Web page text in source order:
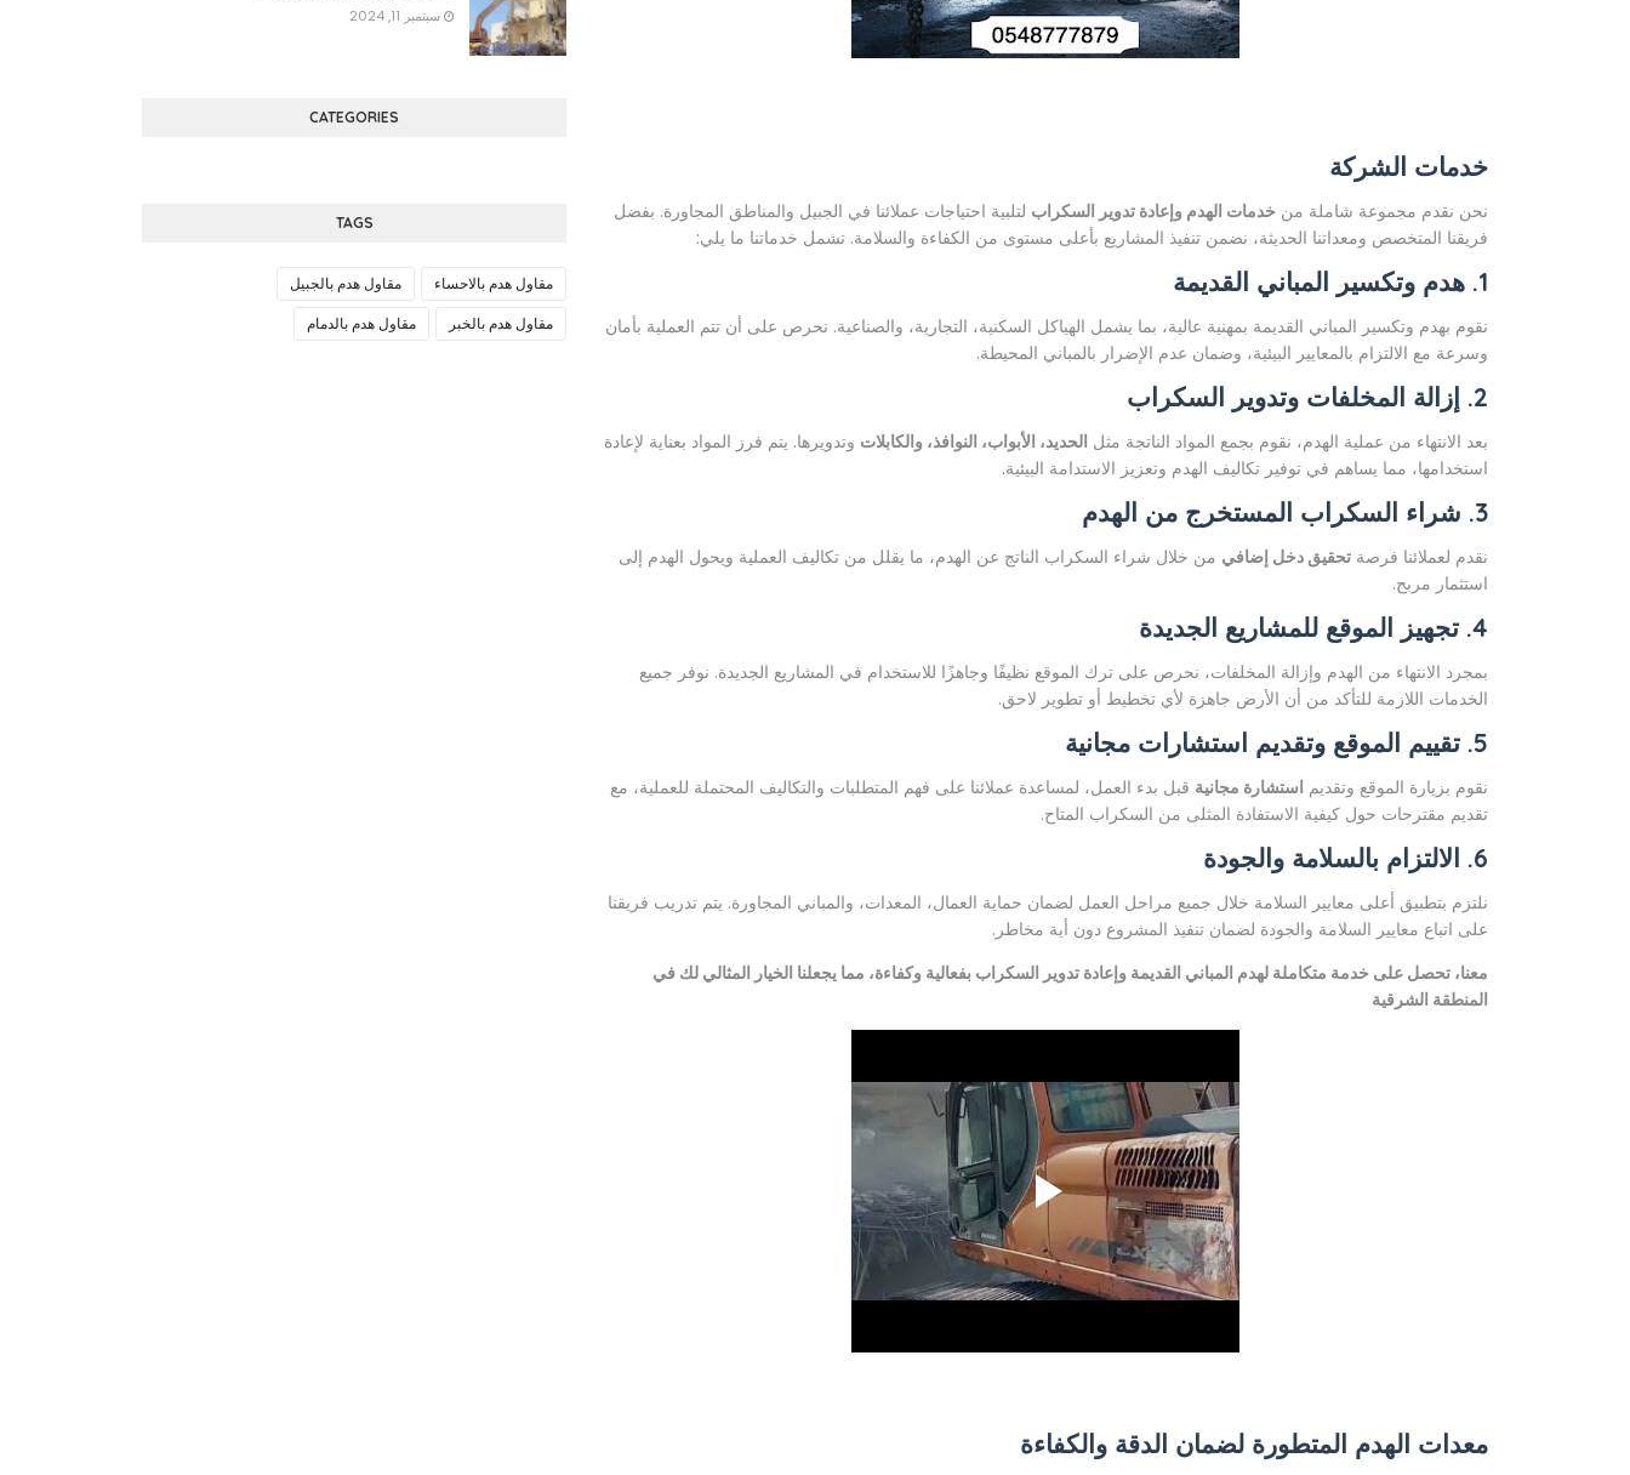
خدمات الشركة
نحن نقدم مجموعة شاملة من خدمات الهدم وإعادة تدوير السكراب لتلبية احتياجات عملائنا في الجبيل والمناطق المجاورة. بفضل
فريقنا المتخصص ومعداتنا الحديثة، نضمن تنفيذ المشاريع بأعلى مستوى من الكفاءة والسلامة. تشمل خدماتنا ما يلي:
1. هدم وتكسير المباني القديمة
نقوم بهدم وتكسير المباني القديمة بمهنية عالية، بما يشمل الهياكل السكنية، التجارية، والصناعية. نحرص على أن تتم العملية بأمان
وسرعة مع الالتزام بالمعايير البيئية، وضمان عدم الإضرار بالمباني المحيطة.
2. إزالة المخلفات وتدوير السكراب
بعد الانتهاء من عملية الهدم، نقوم بجمع المواد الناتجة مثل الحديد، الأبواب، النوافذ، والكابلات وتدويرها. يتم فرز المواد بعناية لإعادة
استخدامها، مما يساهم في توفير تكاليف الهدم وتعزيز الاستدامة البيئية.
3. شراء السكراب المستخرج من الهدم
نقدم لعملائنا فرصة تحقيق دخل إضافي من خلال شراء السكراب الناتج عن الهدم، ما يقلل من تكاليف العملية ويحول الهدم إلى
استثمار مربح.
4. تجهيز الموقع للمشاريع الجديدة
بمجرد الانتهاء من الهدم وإزالة المخلفات، نحرص على ترك الموقع نظيفًا وجاهزًا للاستخدام في المشاريع الجديدة. نوفر جميع
الخدمات اللازمة للتأكد من أن الأرض جاهزة لأي تخطيط أو تطوير لاحق.
5. تقييم الموقع وتقديم استشارات مجانية
نقوم بزيارة الموقع وتقديم استشارة مجانية قبل بدء العمل، لمساعدة عملائنا على فهم المتطلبات والتكاليف المحتملة للعملية، مع
تقديم مقترحات حول كيفية الاستفادة المثلى من السكراب المتاح.
6. الالتزام بالسلامة والجودة
نلتزم بتطبيق أعلى معايير السلامة خلال جميع مراحل العمل لضمان حماية العمال، المعدات، والمباني المجاورة. يتم تدريب فريقنا
على اتباع معايير السلامة والجودة لضمان تنفيذ المشروع دون أية مخاطر.
معنا، تحصل على خدمة متكاملة لهدم المباني القديمة وإعادة تدوير السكراب بفعالية وكفاءة، مما يجعلنا الخيار المثالي لك في
المنطقة الشرقية
معدات الهدم المتطورة لضمان الدقة والكفاءة
سبتمبر 11, 2024
CATEGORIES
TAGS
مقاول هدم بالاحساء
مقاول هدم بالجبيل
مقاول هدم بالخبر
مقاول هدم بالدمام